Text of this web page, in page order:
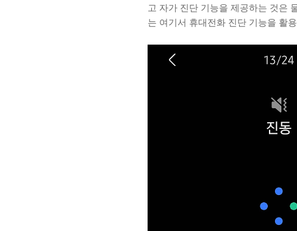
고 자가 진단 기능을 제공하는 것은
는 여기서 휴대전화 진단 기능을 활